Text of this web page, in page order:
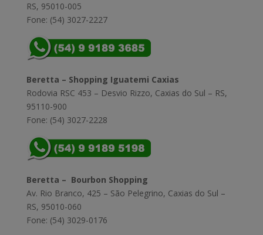
RS, 95010-005
Fone: (54) 3027-2227
Beretta – Shopping Iguatemi Caxias
Rodovia RSC 453 – Desvio Rizzo, Caxias do Sul – RS,
95110-900
Fone: (54) 3027-2228
Beretta – Bourbon Shopping
Av. Rio Branco, 425 – São Pelegrino, Caxias do Sul –
RS, 95010-060
Fone: (54) 3029-0176